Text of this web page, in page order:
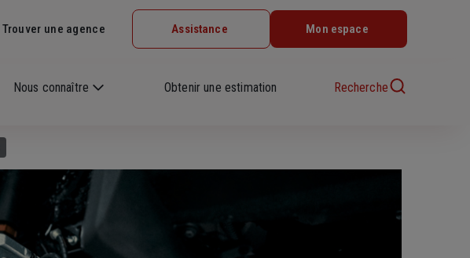
Trouver une agence Assistance Mon espace
Nous connaître Obtenir une estimation Recherche